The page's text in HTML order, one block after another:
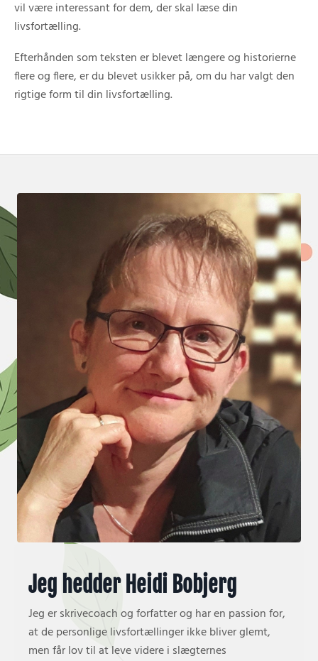
vil være interessant for dem, der skal læse din
livsfortælling.
Efterhånden som teksten er blevet længere og historierne
flere og flere, er du blevet usikker på, om du har valgt den
rigtige form til din livsfortælling.
Jeg hedder Heidi Bobjerg
Jeg er skrivecoach og forfatter og har en passion for,
at de personlige livsfortællinger ikke bliver glemt,
men får lov til at leve videre i slægternes